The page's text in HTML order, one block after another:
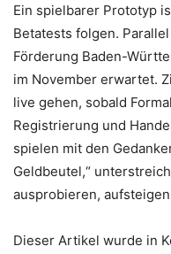
Ein spielbarer Prototyp
Betatests folgen.
Förderung Baden-
im November erwartet.
live gehen, sobald
Registrierung und
spielen mit den
Geldbeutel,“
ausprobieren,
Dieser Artikel wurde in